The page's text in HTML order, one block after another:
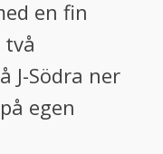
en fin
två
J-Södra ner
egen